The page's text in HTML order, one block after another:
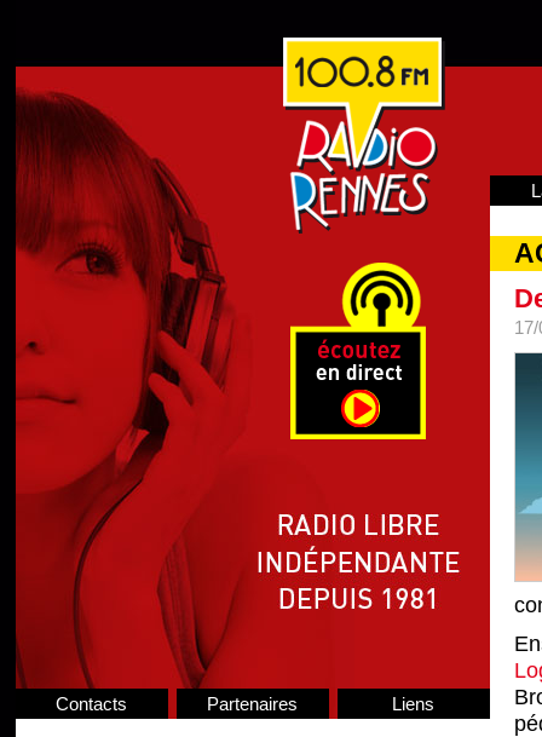
Contacts Partenaires Liens